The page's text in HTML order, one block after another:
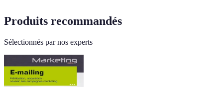
Produits recommandés
Sélectionnés par nos experts